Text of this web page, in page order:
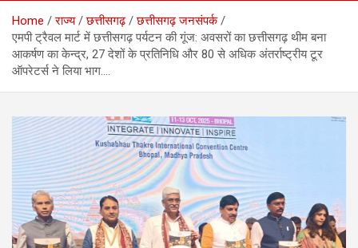
Home राज्य छत्तीसगढ़
छत्तीसगढ़ जनसंपर्क
एमपी ट्रैवल मार्ट में छत्तीसगढ़ पर्यटन की गूंज: अवसरों का छत्तीसगढ़ थीम बना
आकर्षण का केन्द्र, 27 देशों के प्रतिनिधि और 80 से अधिक अंतर्राष्ट्रीय टूर
ऑपरेटर्स ने लिया भाग….